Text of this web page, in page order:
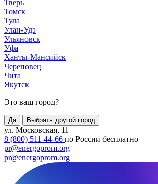
Тверь
Томск
Тула
Улан-Удэ
Ульяновск
Уфа
Ханты-Мансийск
Череповец
Чита
Якутск
Это ваш город?
Да Выбрать другой город
ул. Московская, 11
8 (800) 511-44-66 по России бесплатно
pr@energoprom.org
pr@energoprom.org